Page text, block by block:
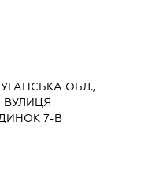
ОБЛ.,
ВУЛИЦЯ
7-В